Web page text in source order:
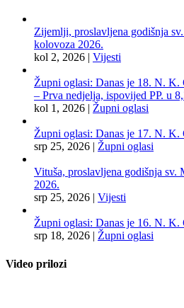
Zijemlji, proslavljena godišnja
kolovoza 2026.
kol 2, 2026 | Vijesti
Župni oglasi: Danas je 18. N.
– Prva nedjelja, ispovijed PP. u
kol 1, 2026 | Župni oglasi
Župni oglasi: Danas je 17. N. K.
srp 25, 2026 | Župni oglasi
Vituša, proslavljena godišnja sv.
2026.
srp 25, 2026 | Vijesti
Župni oglasi: Danas je 16. N. K.
srp 18, 2026 | Župni oglasi
Video prilozi